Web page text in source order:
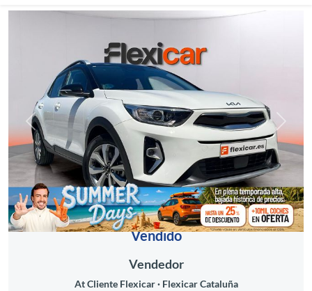
Anterior
Vendido
Vendedor
At Cliente Flexicar Flexicar Cataluña